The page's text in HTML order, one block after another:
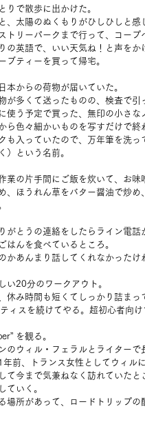
りで散歩に出かけた。
、太陽のぬくもりがひしひしと感
トリーパークまで行って、コー
の英語で、いい天気ね！と声をか
ブティーを買って帰宅。
本からの荷物が届いていた。
が多くて送ったものの、検査で引
使う予定で買った、無印の小さな
ら色々細かいものを写すだけで終
も入っていたので、万年筆を洗っ
）という名前。
業の片手間にご飯を炊いて、お味
、ほうれん草をバター醤油で炒め
がとうの連絡をしたらライン電話
はんを食べているところ。
かあんまり話してくれなかったけ
い20分のワークアウト。
休み時間も短くてしっかり詰まっ
ィスを続けてやる。超初心者向
を観る。
のウィル・フェラルとライターで
年前、トランス女性としてウィル
て今まで気兼ねなく訪れていたと
ていく。
場所があって、ロードトリップの